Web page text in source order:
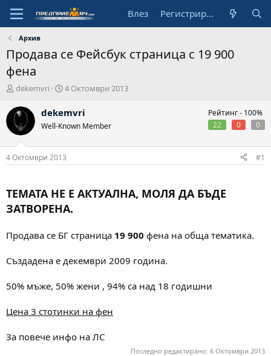
Влез Регистрирай се
Архив
Продава се Фейсбук страница с 19 900
фена
А
т
о
р
dekemvri
Н
ч
л
а
д
а
4 Октомври 2013
dekemvri
Well-Known Member
Рейтинг - 100%
22
0 0
4 Октомври 2013 #1
ТЕМАТА НЕ Е АКТУАЛНА, МОЛЯ ДА БЪДЕ
ЗАТВОРЕНА.
Продава се БГ страница 19 900 фена на обща тематика.
Създадена е декември 2009 година.
50% мъже, 50% жени , 94% са над 18 годишни
Цена 3 стотинки на фен
За повече инфо на ЛС
Последно редактирано: 6 Октомври 2013